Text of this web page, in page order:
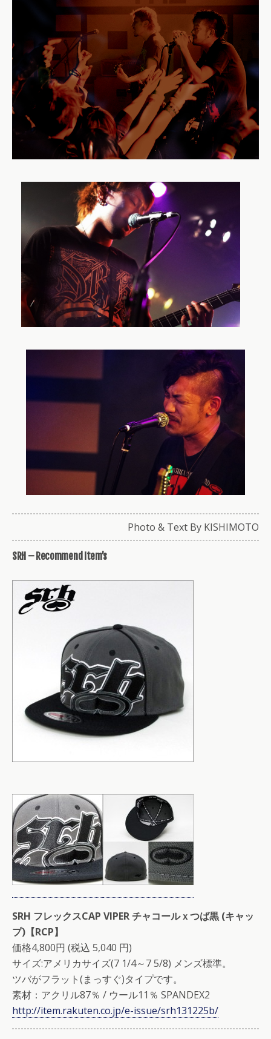
Photo & Text By KISHIMOTO
SRH – Recommend Item’s
SRH フレックスCAP VIPER チャコールｘつば黒 (キャッ
プ)【RCP】
価格4,800円 (税込 5,040 円)
サイズ:アメリカサイズ(7 1/4～7 5/8) メンズ標準。
ツバがフラット(まっすぐ)タイプです。
素材：アクリル87％ / ウール11％ SPANDEX2
http://item.rakuten.co.jp/e-issue/srh131225b/